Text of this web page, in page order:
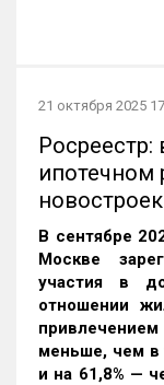
21 октября 2025
Росреестр:
ипотечном
В сентябре
Москве
участия в
отношении
меньше, чем в
и на 61,8% —